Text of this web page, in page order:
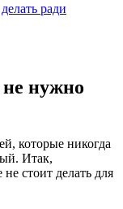
ради
нужно
которые никогда
Итак,
стоит делать для